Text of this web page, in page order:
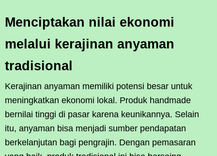
Menciptakan nilai ekonomi
melalui kerajinan anyaman
tradisional
Kerajinan anyaman memiliki potensi besar untuk
meningkatkan ekonomi lokal. Produk handmade
bernilai tinggi di pasar karena keunikannya. Selain
itu, anyaman bisa menjadi sumber pendapatan
berkelanjutan bagi pengrajin. Dengan pemasaran